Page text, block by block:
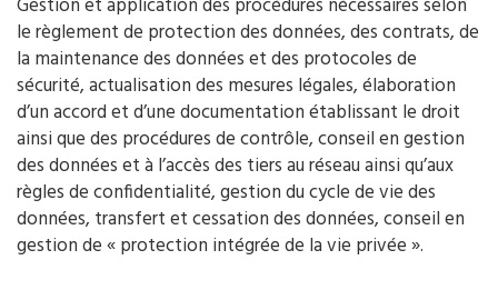
Gestion et application des procédures nécessaires selon
le règlement de protection des données, des contrats, de
la maintenance des données et des protocoles de
sécurité, actualisation des mesures légales, élaboration
d’un accord et d’une documentation établissant le droit
ainsi que des procédures de contrôle, conseil en gestion
des données et à l’accès des tiers au réseau ainsi qu’aux
règles de confidentialité, gestion du cycle de vie des
données, transfert et cessation des données, conseil en
gestion de « protection intégrée de la vie privée ».